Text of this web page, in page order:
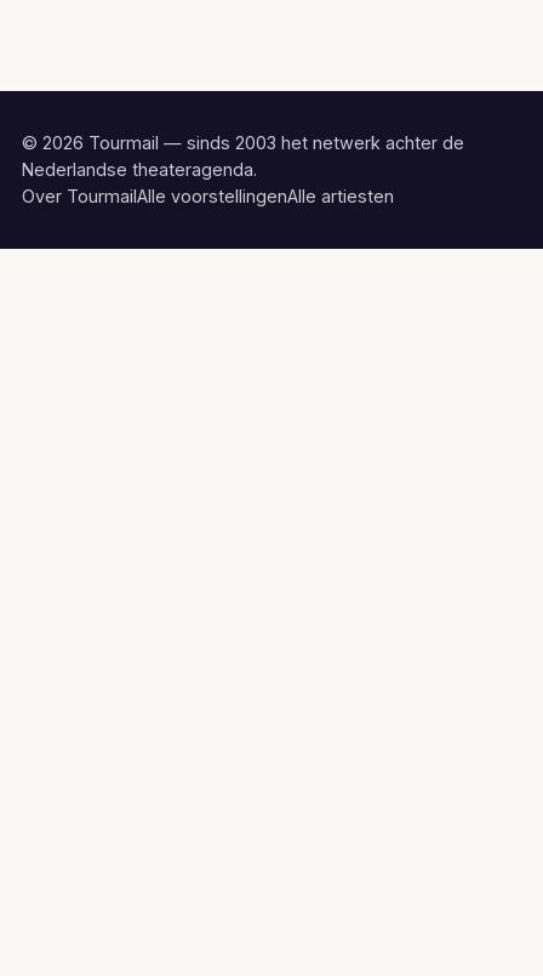
© 2026 Tourmail — sinds 2003 het netwerk achter de
Nederlandse theateragenda.
Over TourmailAlle voorstellingenAlle artiesten